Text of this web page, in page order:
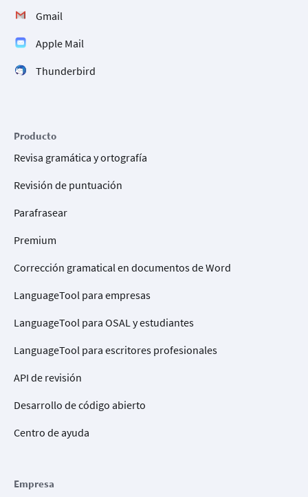
Gmail
Apple Mail
Thunderbird
Producto
Revisa gramática y ortografía
Revisión de puntuación
Parafrasear
Premium
Corrección gramatical en documentos de Word
LanguageTool para empresas
LanguageTool para OSAL y estudiantes
LanguageTool para escritores profesionales
API de revisión
Desarrollo de código abierto
Centro de ayuda
Empresa